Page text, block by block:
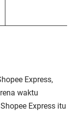
Express,
waktu
Express itu